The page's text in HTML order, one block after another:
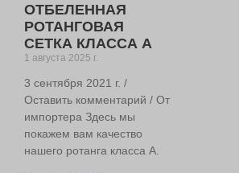
ОТБЕЛЕННАЯ
РОТАНГОВАЯ
СЕТКА КЛАССА А
1 августа 2025 г.
3 сентября 2021 г. /
Оставить комментарий / От
импортера Здесь мы
покажем вам качество
нашего ротанга класса А.